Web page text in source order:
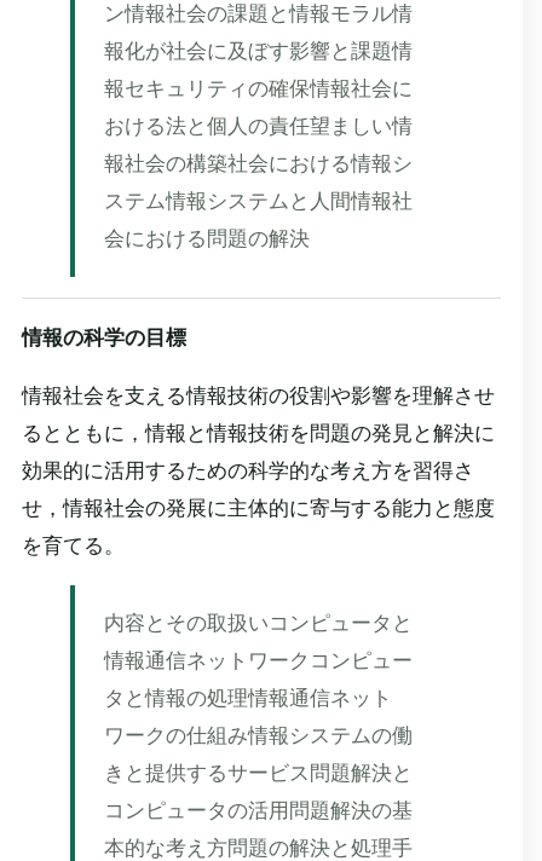
ン情報社会の課題と情報モラル情
報化が社会に及ぼす影響と課題情
報セキュリティの確保情報社会に
おける法と個人の責任望ましい情
報社会の構築社会における情報シ
ステム情報システムと人間情報社
会における問題の解決
情報の科学の目標
情報社会を支える情報技術の役割や影響を理解させ
るとともに，情報と情報技術を問題の発見と解決に
効果的に活用するための科学的な考え方を習得さ
せ，情報社会の発展に主体的に寄与する能力と態度
を育てる。
内容とその取扱いコンピュータと
情報通信ネットワークコンピュー
タと情報の処理情報通信ネット
ワークの仕組み情報システムの働
きと提供するサービス問題解決と
コンピュータの活用問題解決の基
本的な考え方問題の解決と処理手